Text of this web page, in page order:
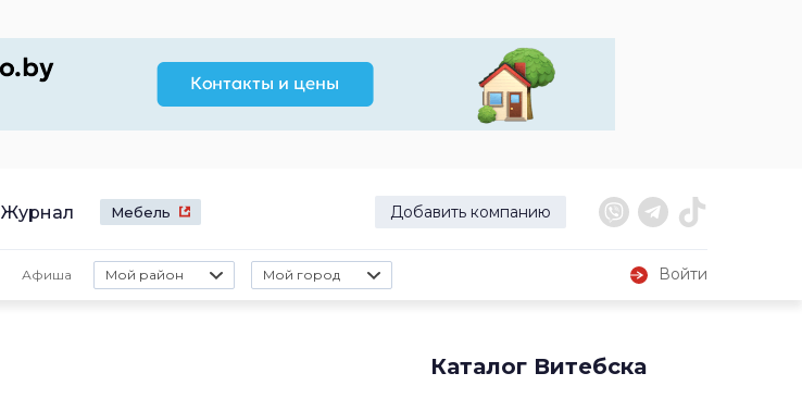
Журнал Мебель Добавить компанию
Афиша Мой район Мой город
Войти
Каталог Витебска